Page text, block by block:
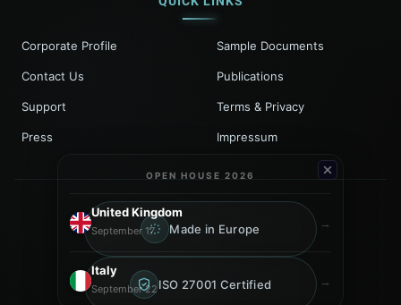
Corporate Profile
Contact Us
Support
Press
Sample Documents
Publications
Terms & Privacy
Impressum
Made in Europe
ISO 27001 Certified
OPEN HOUSE 2026
United Kingdom
September 17
→
Italy
September 22
→